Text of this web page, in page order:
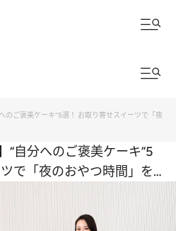
のご褒美ケーキ”5選！ お取り寄せスイーツで「夜
“自分へのご褒美ケーキ”5
で「夜のおやつ時間」を